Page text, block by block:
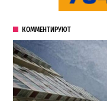
КОММЕНТИРУЮТ